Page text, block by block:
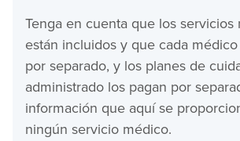
Tenga en cuenta que los servicios
están incluidos y que cada
por separado, y los planes de
administrado los pagan por
información que aquí se
ningún servicio médico.